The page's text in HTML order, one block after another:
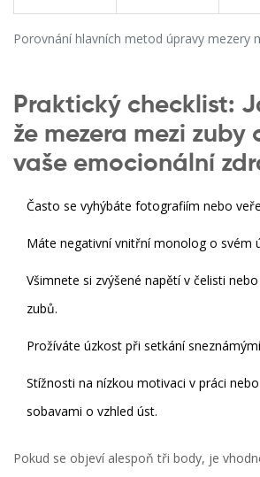
Porovnání hlavních metod úpravy mezery
Praktický checklist:
že mezera mezi zuby
vaše emocionální
Často se vyhýbáte fotografiím nebo
Máte negativní vnitřní monolog o svém
Všimnete si zvýšené napětí v čelisti
zubů.
Prožíváte úzkost při setkání
Stížnosti na nízkou motivaci v práci
sobavami o vzhled úst.
Pokud se objeví alespoň tři body, je